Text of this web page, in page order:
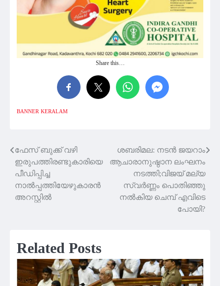
Share this…
BANNER KERALAM
Post
navigation
ഫേസ് ബുക്ക് വഴി
ഇരുപത്തിരണ്ടുകാരിയെ
പീഡിപ്പിച്ച
നാൽപ്പത്തിയേഴുകാരൻ
അറസ്റ്റിൽ
ശബരിമല: നടൻ ജയറാം
ആചാരാനുഷ്ഠാന ലംഘനം
നടത്തി;വിജയ് മല്യ
സ്വർണ്ണം പൊതിഞ്ഞു
നൽകിയ ചെമ്പ് എവിടെ
പോയി?
Related Posts